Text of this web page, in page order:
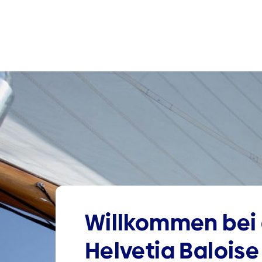
Willkommen bei
Helvetia Baloise